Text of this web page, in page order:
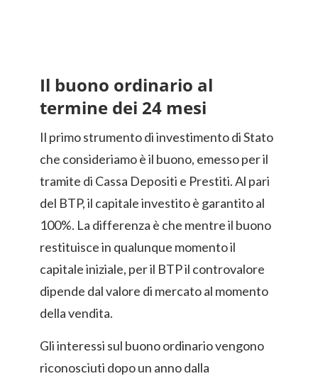
Il buono ordinario al
termine dei 24 mesi
Il primo strumento di investimento di Stato
che consideriamo è il buono, emesso per il
tramite di Cassa Depositi e Prestiti. Al pari
del BTP, il capitale investito è garantito al
100%. La differenza è che mentre il buono
restituisce in qualunque momento il
capitale iniziale, per il BTP il controvalore
dipende dal valore di mercato al momento
della vendita.
Gli interessi sul buono ordinario vengono
riconosciuti dopo un anno dalla